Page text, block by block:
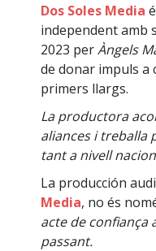
Dos Soles Media
independent amb
2023 perÀngels
de donar impuls a
primers llargs.
La productora
aliances i treballa
tant a nivell
La producción
Media, no és
acte de confiança
passant.